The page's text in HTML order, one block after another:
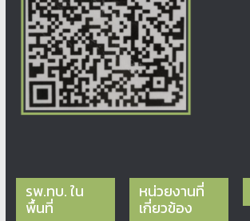
รพ.ทบ. ใน
พื้นที่
หน่วยงานที่
เกี่ยวข้อง